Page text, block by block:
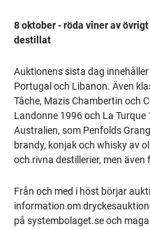
8 oktober - röda viner av
destillat
Auktionens sista dag
Portugal och Libanon. Även
Tâche, Mazis Chambertin och
Landonne 1996 och La
Australien, som Penfolds
brandy, konjak och whisky av
och rivna destillerier, men även
Från och med i höst börjar
information om
på systembolaget.se och